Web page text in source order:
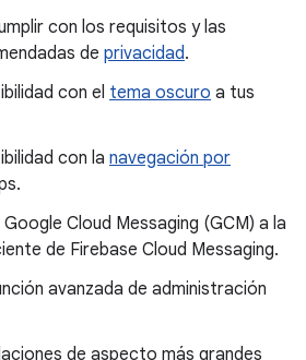
con los requisitos y las
de privacidad.
con el tema oscuro a tus
con la navegación por
Google Cloud Messaging (GCM) a la
de Firebase Cloud Messaging.
avanzada de administración
de aspecto más grandes